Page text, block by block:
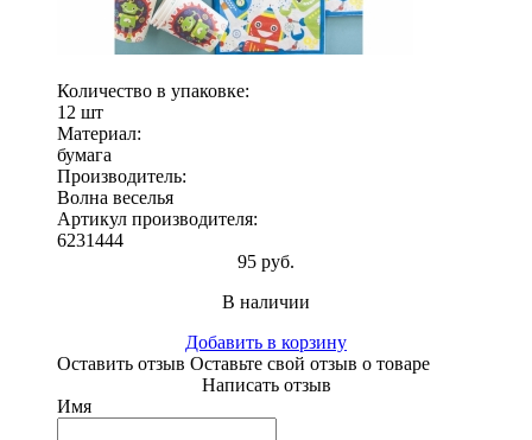
Количество в упаковке:
12 шт
Материал:
бумага
Производитель:
Волна веселья
Артикул производителя:
6231444
95 руб.
В наличии
Добавить в корзину
Оставить отзыв Оставьте свой отзыв о товаре
Написать отзыв
Имя